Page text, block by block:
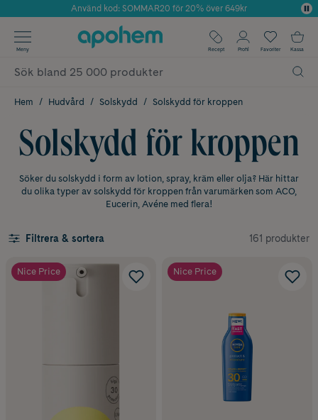
Årets Butik 2025 inom Skönhet
Använd kod: SOMMAR20 för 20% över 649kr
✓ Fri frakt
✓ Poäng på alla köp*
Meny Recept Profil Favoriter Kassa
Hem Hudvård Solskydd Solskydd för kroppen
Solskydd för kroppen
Söker du solskydd i form av lotion, spray, kräm eller olja? Här hittar
du olika typer av solskydd för kroppen från varumärken som ACO,
Eucerin, Avéne med flera!
Filtrera & sortera 161 produkter
Nice Price Nice Price